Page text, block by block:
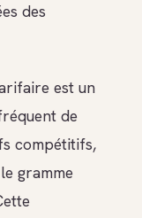
des
est un
de
compétitifs,
gramme